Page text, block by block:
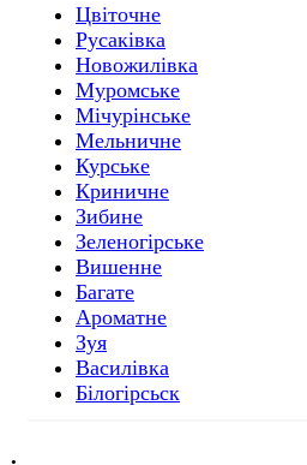
Цвіточне
Русаківка
Новожилівка
Муромське
Мічурінське
Мельничне
Курське
Криничне
Зибине
Зеленогірське
Вишенне
Багате
Ароматне
Зуя
Василівка
Білогірсьск
.